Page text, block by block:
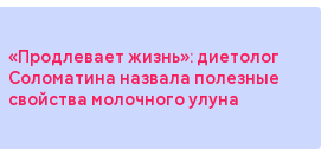
«Продлевает жизнь»: диетолог
Соломатина назвала полезные
свойства молочного улуна